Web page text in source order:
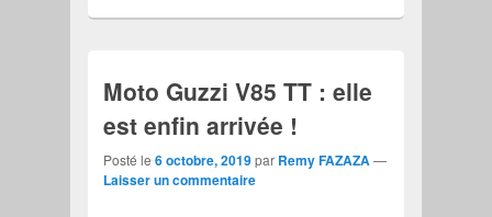
Moto Guzzi V85 TT : elle
est enfin arrivée !
Posté le6 octobre, 2019par Remy FAZAZA—
Laisser un commentaire